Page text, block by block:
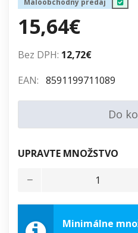
Maloobchodný predaj
15,64€
Bez DPH: 12,72€
EAN: 8591199711089
Do
UPRAVTE MNOŽSTVO
Minimálne